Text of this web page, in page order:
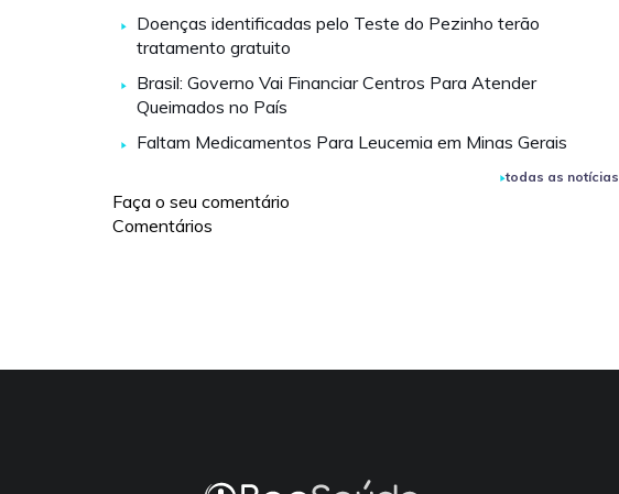
Doenças identificadas pelo Teste do Pezinho terão
tratamento gratuito
Brasil: Governo Vai Financiar Centros Para Atender
Queimados no País
Faltam Medicamentos Para Leucemia em Minas Gerais
todas as notícias
Faça o seu comentário
Comentários